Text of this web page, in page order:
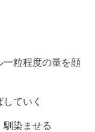
一粒程度の量を顔
ていく
馴染ませる